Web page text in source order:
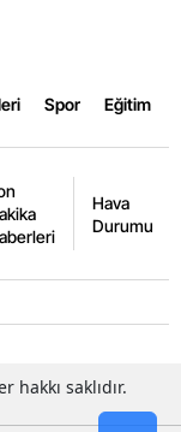
Spor Eğitim
Hava
Durumu
hakkı saklıdır.